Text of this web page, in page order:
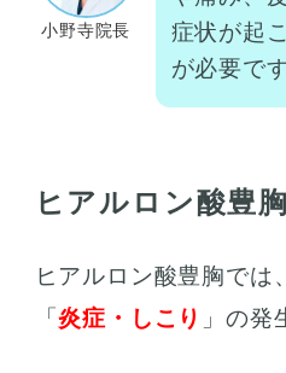
小野寺院長
症状が起
が必要です
ヒアルロン酸豊
ヒアルロン酸豊胸では
「炎症・しこり 」の発